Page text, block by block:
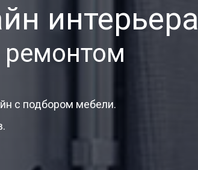
интерьера
с подбором мебели.